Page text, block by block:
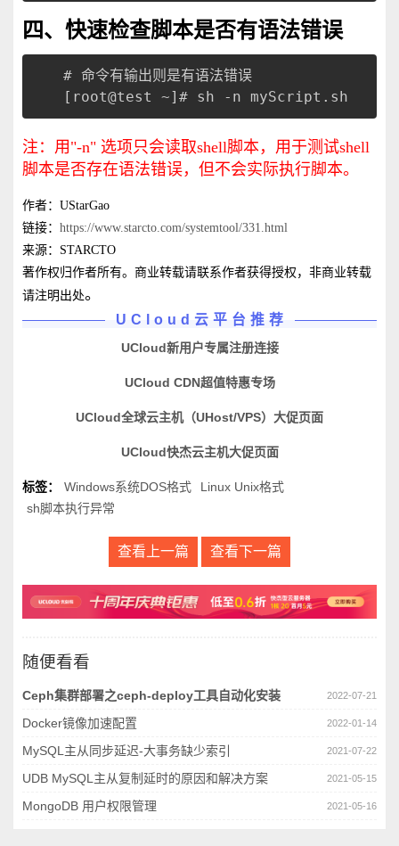
四、快速检查脚本是否有语法错误
# 命令有输出则是有语法错误
[root@test ~]# sh -n myScript.sh
注：用"-n" 选项只会读取shell脚本，用于测试shell
脚本是否存在语法错误，但不会实际执行脚本。
作者：UStarGao
链接： https://www.starcto.com/systemtool/331.html
来源：STARCTO
著作权归作者所有。商业转载请联系作者获得授权，非商业转载
请注明出处。
UCloud云平台推荐
UCloud新用户专属注册连接
UCloud CDN超值特惠专场
UCloud全球云主机（UHost/VPS）大促页面
UCloud快杰云主机大促页面
标签： Windows系统DOS格式
Linux Unix格式
sh脚本执行异常
查看上一篇 查看下一篇
随便看看
2022-07-21
Ceph集群部署之ceph-deploy工具自动化安装
2022-01-14
Docker镜像加速配置
2021-07-22
MySQL主从同步延迟-大事务缺少索引
2021-05-15
UDB MySQL主从复制延时的原因和解决方案
2021-05-16
MongoDB 用户权限管理